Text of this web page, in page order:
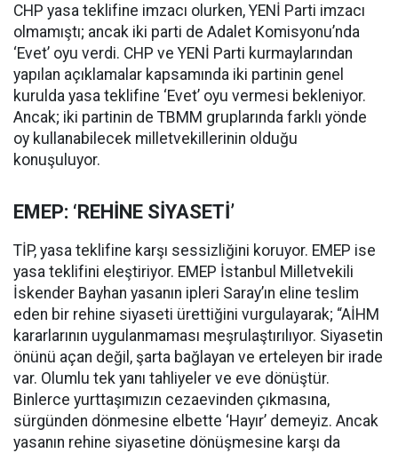
CHP yasa teklifine imzacı olurken, YENİ Parti imzacı
olmamıştı; ancak iki parti de Adalet Komisyonu’nda
‘Evet’ oyu verdi. CHP ve YENİ Parti kurmaylarından
yapılan açıklamalar kapsamında iki partinin genel
kurulda yasa teklifine ‘Evet’ oyu vermesi bekleniyor.
Ancak; iki partinin de TBMM gruplarında farklı yönde
oy kullanabilecek milletvekillerinin olduğu
konuşuluyor.
EMEP: ‘REHİNE SİYASETİ’
TİP, yasa teklifine karşı sessizliğini koruyor. EMEP ise
yasa teklifini eleştiriyor. EMEP İstanbul Milletvekili
İskender Bayhan yasanın ipleri Saray’ın eline teslim
eden bir rehine siyaseti ürettiğini vurgulayarak; “AİHM
kararlarının uygulanmaması meşrulaştırılıyor. Siyasetin
önünü açan değil, şarta bağlayan ve erteleyen bir irade
var. Olumlu tek yanı tahliyeler ve eve dönüştür.
Binlerce yurttaşımızın cezaevinden çıkmasına,
sürgünden dönmesine elbette ‘Hayır’ demeyiz. Ancak
yasanın rehine siyasetine dönüşmesine karşı da